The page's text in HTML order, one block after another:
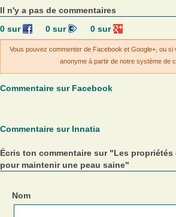
Il n'y a pas de commentaires
0sur 0sur 0 sur
Vous pouvez commenter de Facebook et Google+, ou
anonyme à partir de notre système de
Commentaire sur Facebook
Commentaire sur Innatia
Écris ton commentaire sur "Les propriétés
pour maintenir une peau saine"
Nom